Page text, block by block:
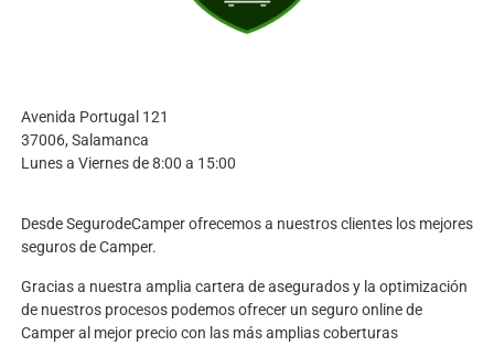
Avenida Portugal 121
37006, Salamanca
Lunes a Viernes de 8:00 a 15:00
Desde SegurodeCamper ofrecemos a nuestros clientes los mejores
seguros de Camper.
Gracias a nuestra amplia cartera de asegurados y la optimización
de nuestros procesos podemos ofrecer un seguro online de
Camper al mejor precio con las más amplias coberturas